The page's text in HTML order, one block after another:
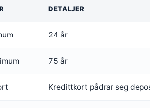
DETALJER
24 år
75 år
Kredittkort pådrar seg